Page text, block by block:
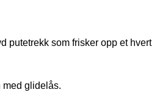
putetrekk som frisker opp et hvert
med glidelås.